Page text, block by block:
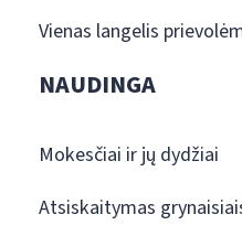
Vienas langelis
NAUDINGA
Mokesčiai ir jų dydžiai
Atsiskaitymas